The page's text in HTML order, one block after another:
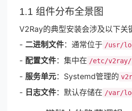
1.1 组件分布全景图
V2Ray的典型安装会涉及以下关
- 二进制文件：通常位于 /usr/
- 配置文件：集中在 /etc/v2ray/
- 服务单元：Systemd管理的
- 日志文件：默认存储在 /var/